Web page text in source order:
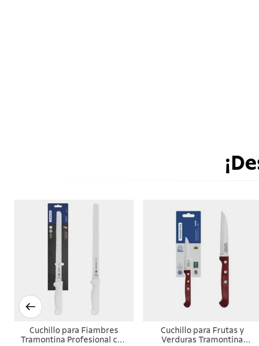
Cuchillo para Fiambres
Tramontina Profesional con
Cuchillo para Frutas y
Verduras Tramontina